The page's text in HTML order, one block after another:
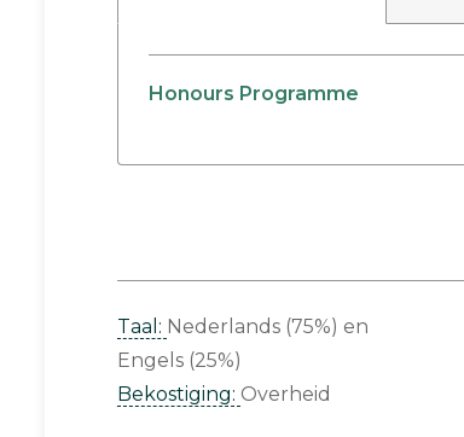
Honours Programme
Taal: Nederlands (75%)
Engels (25%)
Bekostiging: Overheid